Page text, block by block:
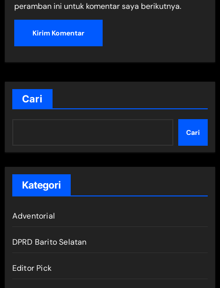
peramban ini untuk komentar saya berikutnya.
Cari
Cari
Kategori
Adventorial
DPRD Barito Selatan
Editor Pick